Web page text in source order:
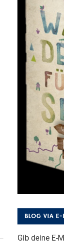
BLOG VIA E-
Gib deine E-